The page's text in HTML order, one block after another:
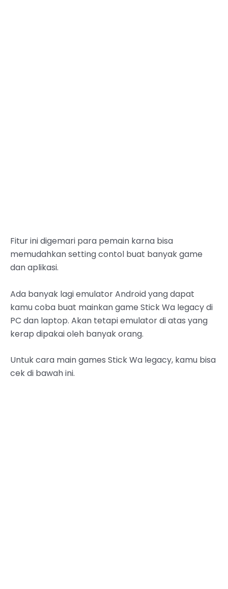
Fitur ini digemari para pemain karna bisa
memudahkan setting contol buat banyak game
dan aplikasi.
Ada banyak lagi emulator Android yang dapat
kamu coba buat mainkan game Stick Wa legacy di
PC dan laptop. Akan tetapi emulator di atas yang
kerap dipakai oleh banyak orang.
Untuk cara main games Stick Wa legacy, kamu bisa
cek di bawah ini.